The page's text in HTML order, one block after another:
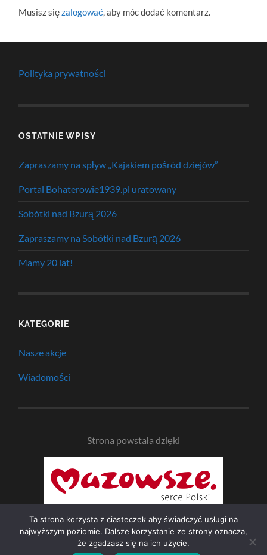
Musisz sięzalogować , aby móc dodać komentarz.
Polityka prywatności
OSTATNIE WPISY
Zapraszamy na spływ „Kajakiem pośród dziejów”
Portal Bohaterowie1939.pl uratowany
Sobótki nad Bzurą 2026
Zapraszamy na Sobótki nad Bzurą 2026
Mamy 20 lat!
KATEGORIE
Nasze akcje
Wiadomości
Strona powstała dzięki
Ta strona korzysta z ciasteczek aby świadczyć usługi na
najwyższym poziomie. Dalsze korzystanie ze strony oznacza,
że zgadzasz się na ich użycie.